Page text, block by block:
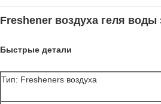
Freshener воздуха геля
Быстрые детали
Тип: Fresheners воздуха